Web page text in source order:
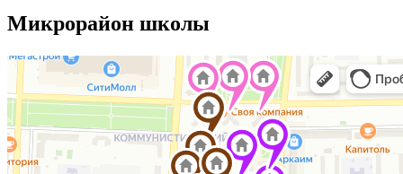
Микрорайон школы